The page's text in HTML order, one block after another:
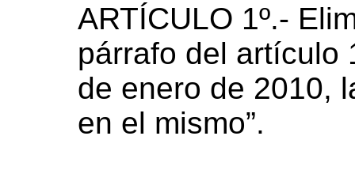
ARTÍCULO 1º.-
párrafo del artículo
de enero de 2010,
en el mismo”.